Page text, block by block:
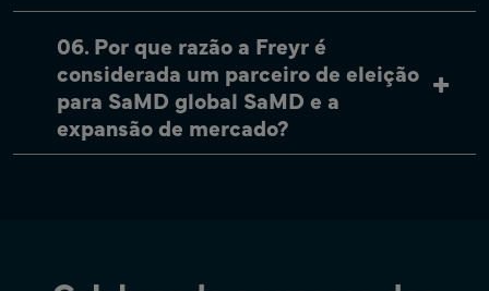
06. Por que razão a Freyr é
considerada um parceiro de eleição
para SaMD global SaMD e a
expansão de mercado?